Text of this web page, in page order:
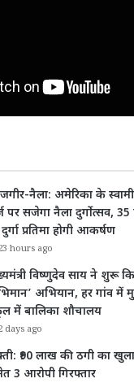
नैला: अमेरिका के
पर सजेगा नैला दुर्गोत्सव,
प्रतिमा होगी आकर्षण
hours ago
विष्णुदेव साय ने शुरू
अभियान, हर गांव में
में बालिका शौचालय
days ago
₹90 लाख की ठगी का
3 आरोपी गिरफ्तार